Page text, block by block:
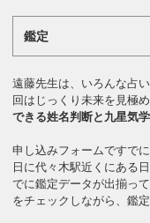
鑑定
遠藤先生は、いろんな占
回はじっくり未来を見極
できる姓名判断と九星気学
申し込みフォームですで
日に代々木駅近くにある
でに鑑定データが出揃っ
をチェックしながら、鑑